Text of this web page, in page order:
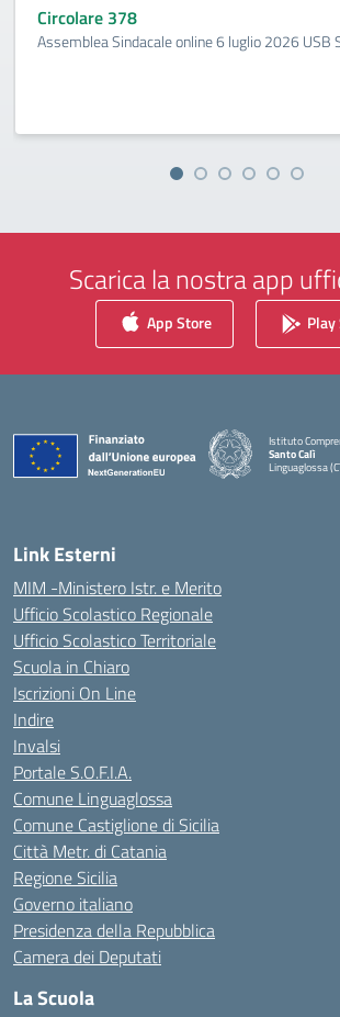
Circolare 378
Assemblea Sindacale online 6 luglio 2026 USB
Scarica la nostra app
App Store
Istituto
Santo Calì
Linguaglossa
— Visita la
Link Esterni
MIM -Ministero Istr. e Merito
Ufficio Scolastico Regionale
Ufficio Scolastico Territoriale
Scuola in Chiaro
Iscrizioni On Line
Indire
Invalsi
Portale S.O.F.I.A.
Comune Linguaglossa
Comune Castiglione di Sicilia
Città Metr. di Catania
Regione Sicilia
Governo italiano
Presidenza della Repubblica
Camera dei Deputati
La Scuola